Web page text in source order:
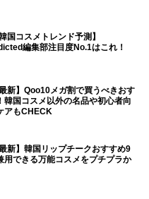
国コスメトレンド予測】
編集部注目度No.1はこれ！
新】Qoo10メガ割で買うべきおす
韓国コスメ以外の名品や初心者向
アもCHECK
新】韓国リップチークおすすめ9
用できる万能コスメをプチプラか